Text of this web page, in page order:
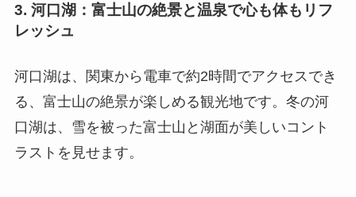
3. 河口湖：富士山の絶景と温泉で心も体もリフ
レッシュ
河口湖は、関東から電車で約2時間でアクセスでき
る、富士山の絶景が楽しめる観光地です。冬の河
口湖は、雪を被った富士山と湖面が美しいコント
ラストを見せます。